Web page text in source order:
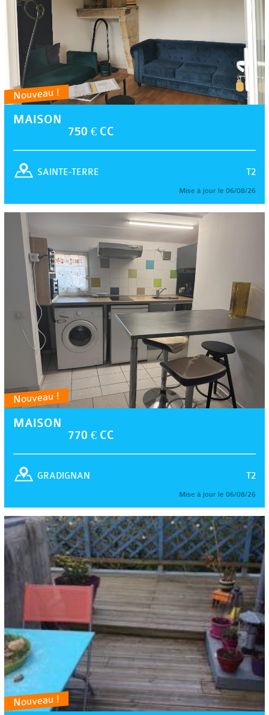
Nouveau !
MAISON
750 € CC
T2
SAINTE-TERRE
Mise à jour le 06/08/26
Nouveau !
MAISON
770 € CC
T2
GRADIGNAN
Mise à jour le 06/08/26
Nouveau !